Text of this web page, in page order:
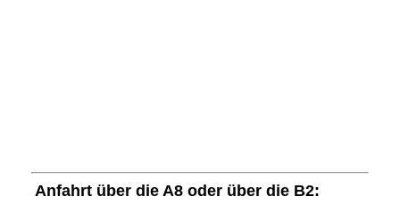
Anfahrt über die A8 oder über die B2: